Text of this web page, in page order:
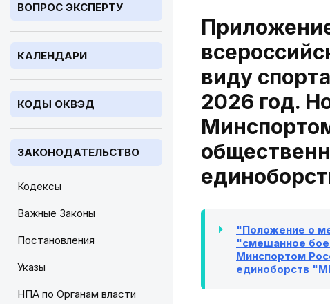
ВОПРОС ЭКСПЕРТУ
КАЛЕНДАРИ
КОДЫ ОКВЭД
ЗАКОНОДАТЕЛЬСТВО
Кодексы
Важные Законы
Постановления
Указы
НПА по Органам власти
виду
2026 год.
"Положение о
"смешанное
Минспортом
единоборств